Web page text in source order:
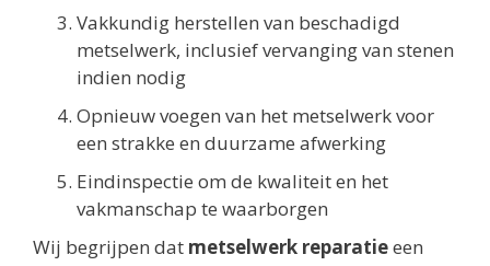
Vakkundig herstellen van beschadigd
metselwerk, inclusief vervanging van stenen
indien nodig
Opnieuw voegen van het metselwerk voor
een strakke en duurzame afwerking
Eindinspectie om de kwaliteit en het
vakmanschap te waarborgen
Wij begrijpen dat metselwerk reparatieeen